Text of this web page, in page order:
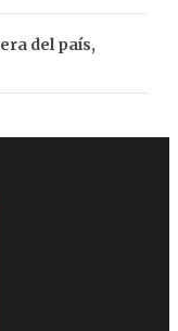
del país,